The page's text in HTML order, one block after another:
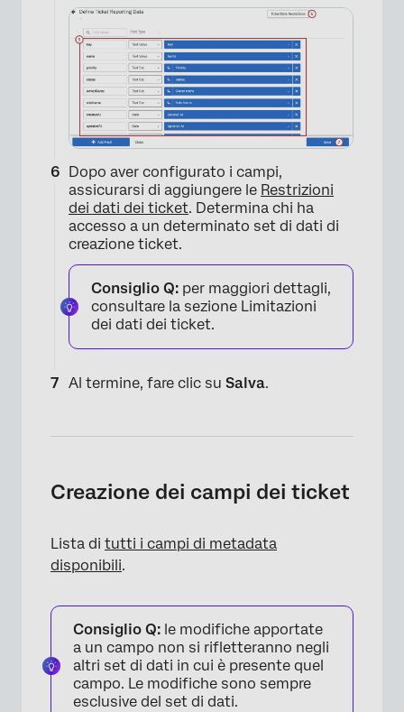
×
Dopo aver configurato i campi,
assicurarsi di aggiungere le Restrizioni
dei dati dei ticket. Determina chi ha
accesso a un determinato set di dati di
creazione ticket.
Consiglio Q: per maggiori dettagli,
consultare la sezione Limitazioni
dei dati dei ticket.
Al termine, fare clic su Salva.
Creazione dei campi dei ticket
Lista di tutti i campi di metadata
disponibili.
Consiglio Q: le modifiche apportate
a un campo non si rifletteranno negli
altri set di dati in cui è presente quel
campo. Le modifiche sono sempre
esclusive del set di dati.